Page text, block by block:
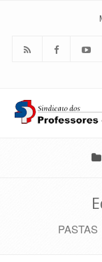
PASTAS